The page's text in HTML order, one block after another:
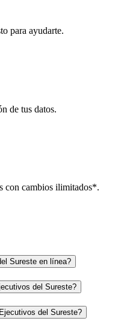
para ayudarte.
de tus datos.
con cambios ilimitados*.
Sureste en línea?
del Sureste?
del Sureste?